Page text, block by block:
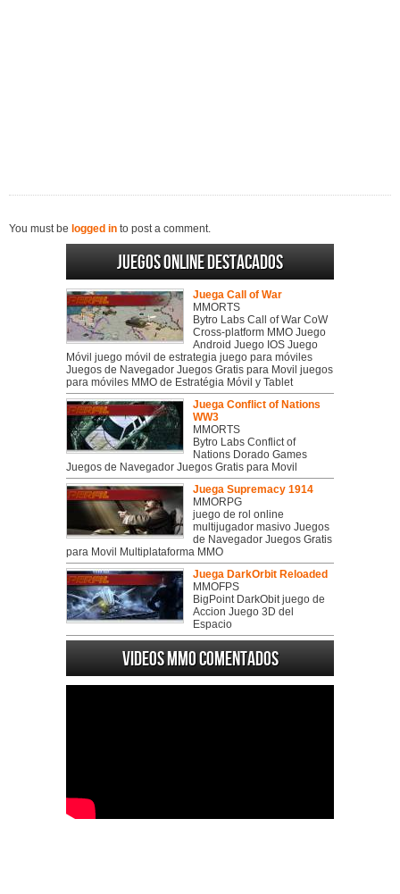
You must be logged in to post a comment.
Juegos online destacados
Juega Call of War
MMORTS
Bytro Labs Call of War CoW
Cross-platform MMO Juego
Android Juego IOS Juego
Móvil juego móvil de estrategia juego para móviles
Juegos de Navegador Juegos Gratis para Movil juegos
para móviles MMO de Estratégia Móvil y Tablet
Juega Conflict of Nations
WW3
MMORTS
Bytro Labs Conflict of
Nations Dorado Games
Juegos de Navegador Juegos Gratis para Movil
Juega Supremacy 1914
MMORPG
juego de rol online
multijugador masivo Juegos
de Navegador Juegos Gratis
para Movil Multiplataforma MMO
Juega DarkOrbit Reloaded
MMOFPS
BigPoint DarkObit juego de
Accion Juego 3D del
Espacio
Videos MMO Comentados